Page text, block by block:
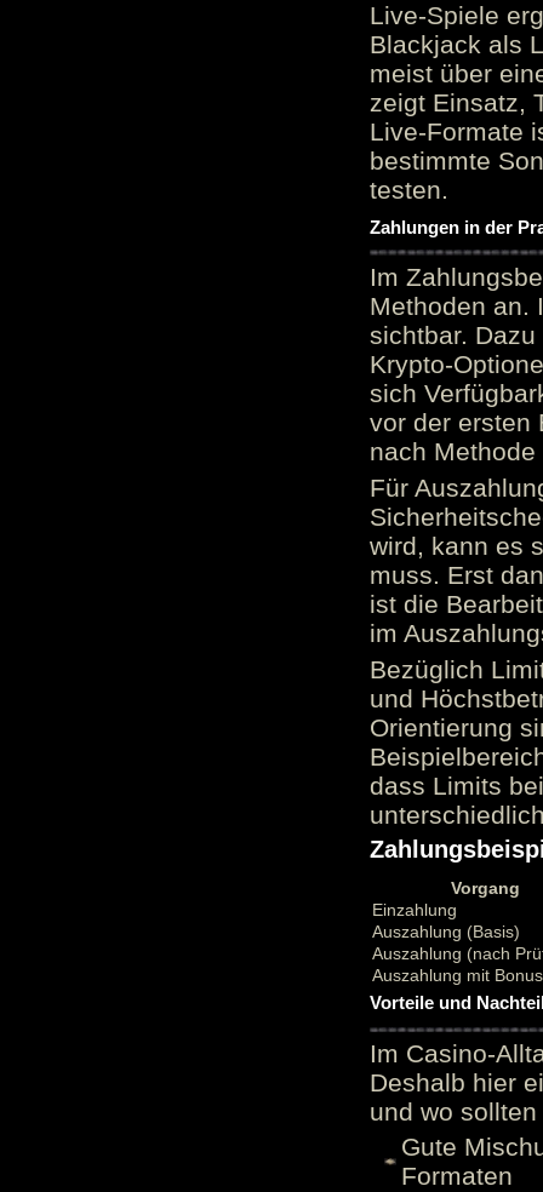
Live-Spiele
Blackjack als
meist über
zeigt Einsatz,
Live-Formate
bestimmte
testen.
Zahlungen in der
Im
Methoden an.
sichtbar.
Krypto-
sich
vor der ersten
nach
Für
wird, kann es
muss. Erst
ist die
im
Bezüglich
und
Orientierung
dass Limits
Vorgang
Einzahlung
Auszahlung (Basis)
Auszahlung (nach
Auszahlung mit
Vorteile und
Im Casino-
Deshalb hier
und wo
Gute
Formaten